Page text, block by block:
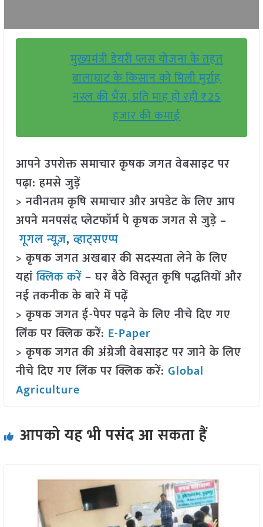
मुख्यमंत्री डेयरी प्लस योजना के तहत
बालाघाट के किसान को मिली मुर्राह
नस्ल की भैंस, प्रति माह हो रही ₹25
हजार की कमाई
आपने उपरोक्त समाचार कृषक जगत वेबसाइट पर
पढ़ा: हमसे जुड़ें
> नवीनतम कृषि समाचार और अपडेट के लिए आप
अपने मनपसंद प्लेटफॉर्म पे कृषक जगत से जुड़े –
गूगल न्यूज़,व्हाट्सएप्प
> कृषक जगत अखबार की सदस्यता लेने के लिए
यहांक्लिक करें– घर बैठे विस्तृत कृषि पद्धतियों और
नई तकनीक के बारे में पढ़ें
> कृषक जगत ई-पेपर पढ़ने के लिए नीचे दिए गए
लिंक पर क्लिक करें: E-Paper
> कृषक जगत की अंग्रेजी वेबसाइट पर जाने के लिए
नीचे दिए गए लिंक पर क्लिक करें: Global
Agriculture
आपको यह भी पसंद आ सकता हैं